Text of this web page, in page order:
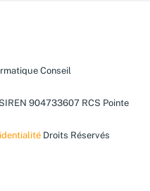
Conseil
904733607 RCS Pointe
Droits Réservés